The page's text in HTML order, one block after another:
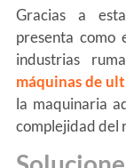
Gracias a
presenta como
industrias
máquinas de
la maquinaria
complejidad del